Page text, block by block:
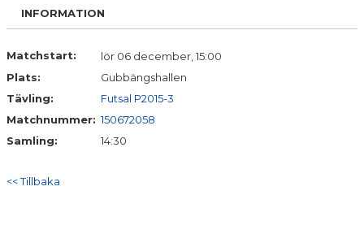
DOKUMENT
INFORMATION
Matchstart:
lör 06 december, 15:00
Plats:
Gubbängshallen
Tävling:
Futsal P2015-3
Matchnummer: 150672058
Samling:
14:30
<< Tillbaka